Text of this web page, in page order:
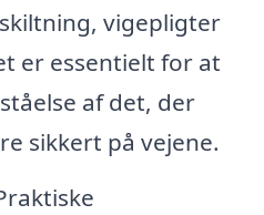
vigepligter
er essentielt for at
af det, der
sikkert på vejene.